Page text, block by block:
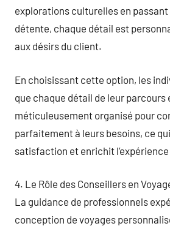
explorations culturelles en passant
détente, chaque détail est
aux désirs du client.
En choisissant cette option, les
que chaque détail de leur parcours
méticuleusement organisé pour
parfaitement à leurs besoins, ce
satisfaction et enrichit
4. Le Rôle des Conseillers en
La guidance de professionnels
conception de voyages